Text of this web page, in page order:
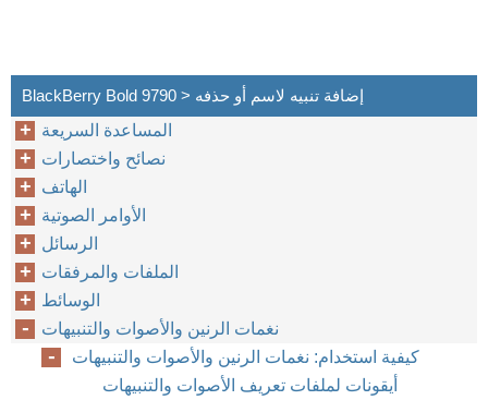
BlackBerry Bold 9790 > إضافة تنبيه لاسم أو حذفه
المساعدة السريعة
نصائح واختصارات
الهاتف
الأوامر الصوتية
الرسائل
الملفات والمرفقات
الوسائط
نغمات الرنين والأصوات والتنبيهات
كيفية استخدام: نغمات الرنين والأصوات والتنبيهات
أيقونات لملفات تعريف الأصوات والتنبيهات